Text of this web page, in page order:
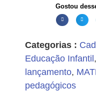
Gostou
Categorias :
Educação Infantil ,
lançamento,
pedagógicos